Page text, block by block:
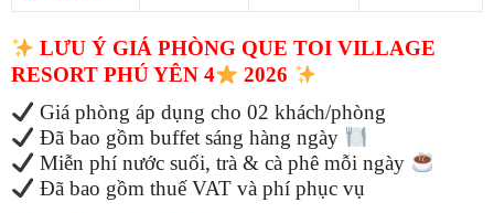
LƯU Ý GIÁ PHÒNG QUE TOI VILLAGE
RESORT PHÚ YÊN 4
2026
Giá phòng áp dụng cho 02 khách/phòng
Đã bao gồm buffet sáng hàng ngày
Miễn phí nước suối, trà & cà phê mỗi ngày
Đã bao gồm thuế VAT và phí phục vụ